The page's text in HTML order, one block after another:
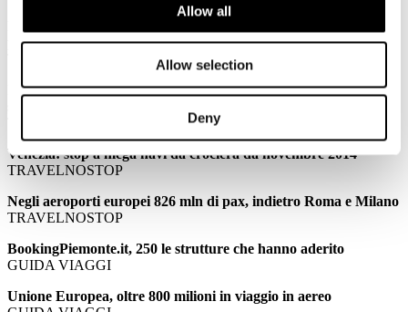
Allow all
Allow selection
Deny
ponte di Ognissanti
PALMUCCI: Ponte Ognissanti, turismo in stallo senza gli
Venezia: stop a mega navi da crociera da novembre 2014
TRAVELNOSTOP
Negli aeroporti europei 826 mln di pax, indietro Roma e Milano
TRAVELNOSTOP
BookingPiemonte.it, 250 le strutture che hanno aderito
GUIDA VIAGGI
Unione Europea, oltre 800 milioni in viaggio in aereo